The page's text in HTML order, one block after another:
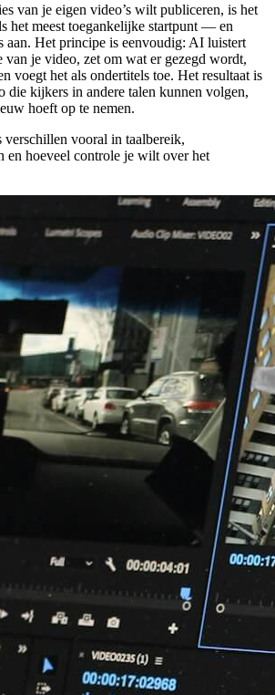
van je eigen video’s wilt publiceren, is het
het meest toegankelijke startpunt — en
aan. Het principe is eenvoudig: AI luistert
van je video, zet om wat er gezegd wordt,
voegt het als ondertitels toe. Het resultaat is
die kijkers in andere talen kunnen volgen,
hoeft op te nemen.
verschillen vooral in taalbereik,
en hoeveel controle je wilt over het